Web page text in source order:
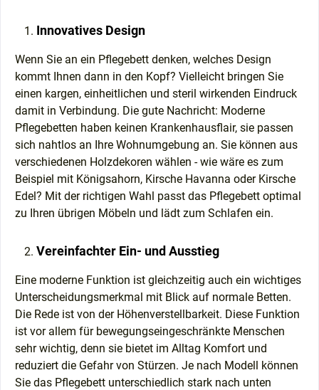
Innovatives Design
Wenn Sie an ein Pflegebett denken, welches Design
kommt Ihnen dann in den Kopf? Vielleicht bringen Sie
einen kargen, einheitlichen und steril wirkenden Eindruck
damit in Verbindung. Die gute Nachricht: Moderne
Pflegebetten haben keinen Krankenhausflair, sie passen
sich nahtlos an Ihre Wohnumgebung an. Sie können aus
verschiedenen Holzdekoren wählen - wie wäre es zum
Beispiel mit Königsahorn, Kirsche Havanna oder Kirsche
Edel? Mit der richtigen Wahl passt das Pflegebett optimal
zu Ihren übrigen Möbeln und lädt zum Schlafen ein.
Vereinfachter Ein- und Ausstieg
Eine moderne Funktion ist gleichzeitig auch ein wichtiges
Unterscheidungsmerkmal mit Blick auf normale Betten.
Die Rede ist von der Höhenverstellbarkeit. Diese Funktion
ist vor allem für bewegungseingeschränkte Menschen
sehr wichtig, denn sie bietet im Alltag Komfort und
reduziert die Gefahr von Stürzen. Je nach Modell können
Sie das Pflegebett unterschiedlich stark nach unten